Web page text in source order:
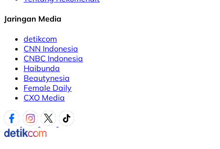
Jaringan Media
detikcom
CNN Indonesia
CNBC Indonesia
Haibunda
Beautynesia
Female Daily
CXO Media